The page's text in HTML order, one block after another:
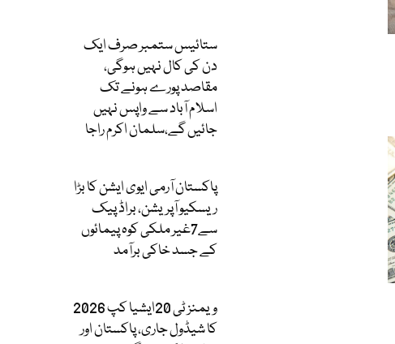
ستائیس ستمبر صرف ایک
دن کی کال نہیں ہوگی،
مقاصد پورے ہونے تک
اسلام آباد سے واپس نہیں
جائیں گے،سلمان اکرم راجا
پاکستان آرمی ایوی ایشن کا بڑا
ریسکیو آپریشن، براڈ پیک
سے7غیر ملکی کوہ پیمائوں
کے جسد خاکی برآمد
ویمنز ٹی 20ایشیا کپ 2026
کا شیڈول جاری، پاکستان اور